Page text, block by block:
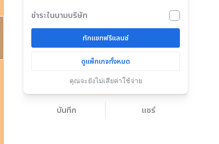
ชำระในนามบริษัท
ทักแชทฟรีแลนซ์
ดูแพ็กเกจทั้งหมด
คุณจะยังไม่เสียค่าใช้จ่าย
บันทึก แชร์